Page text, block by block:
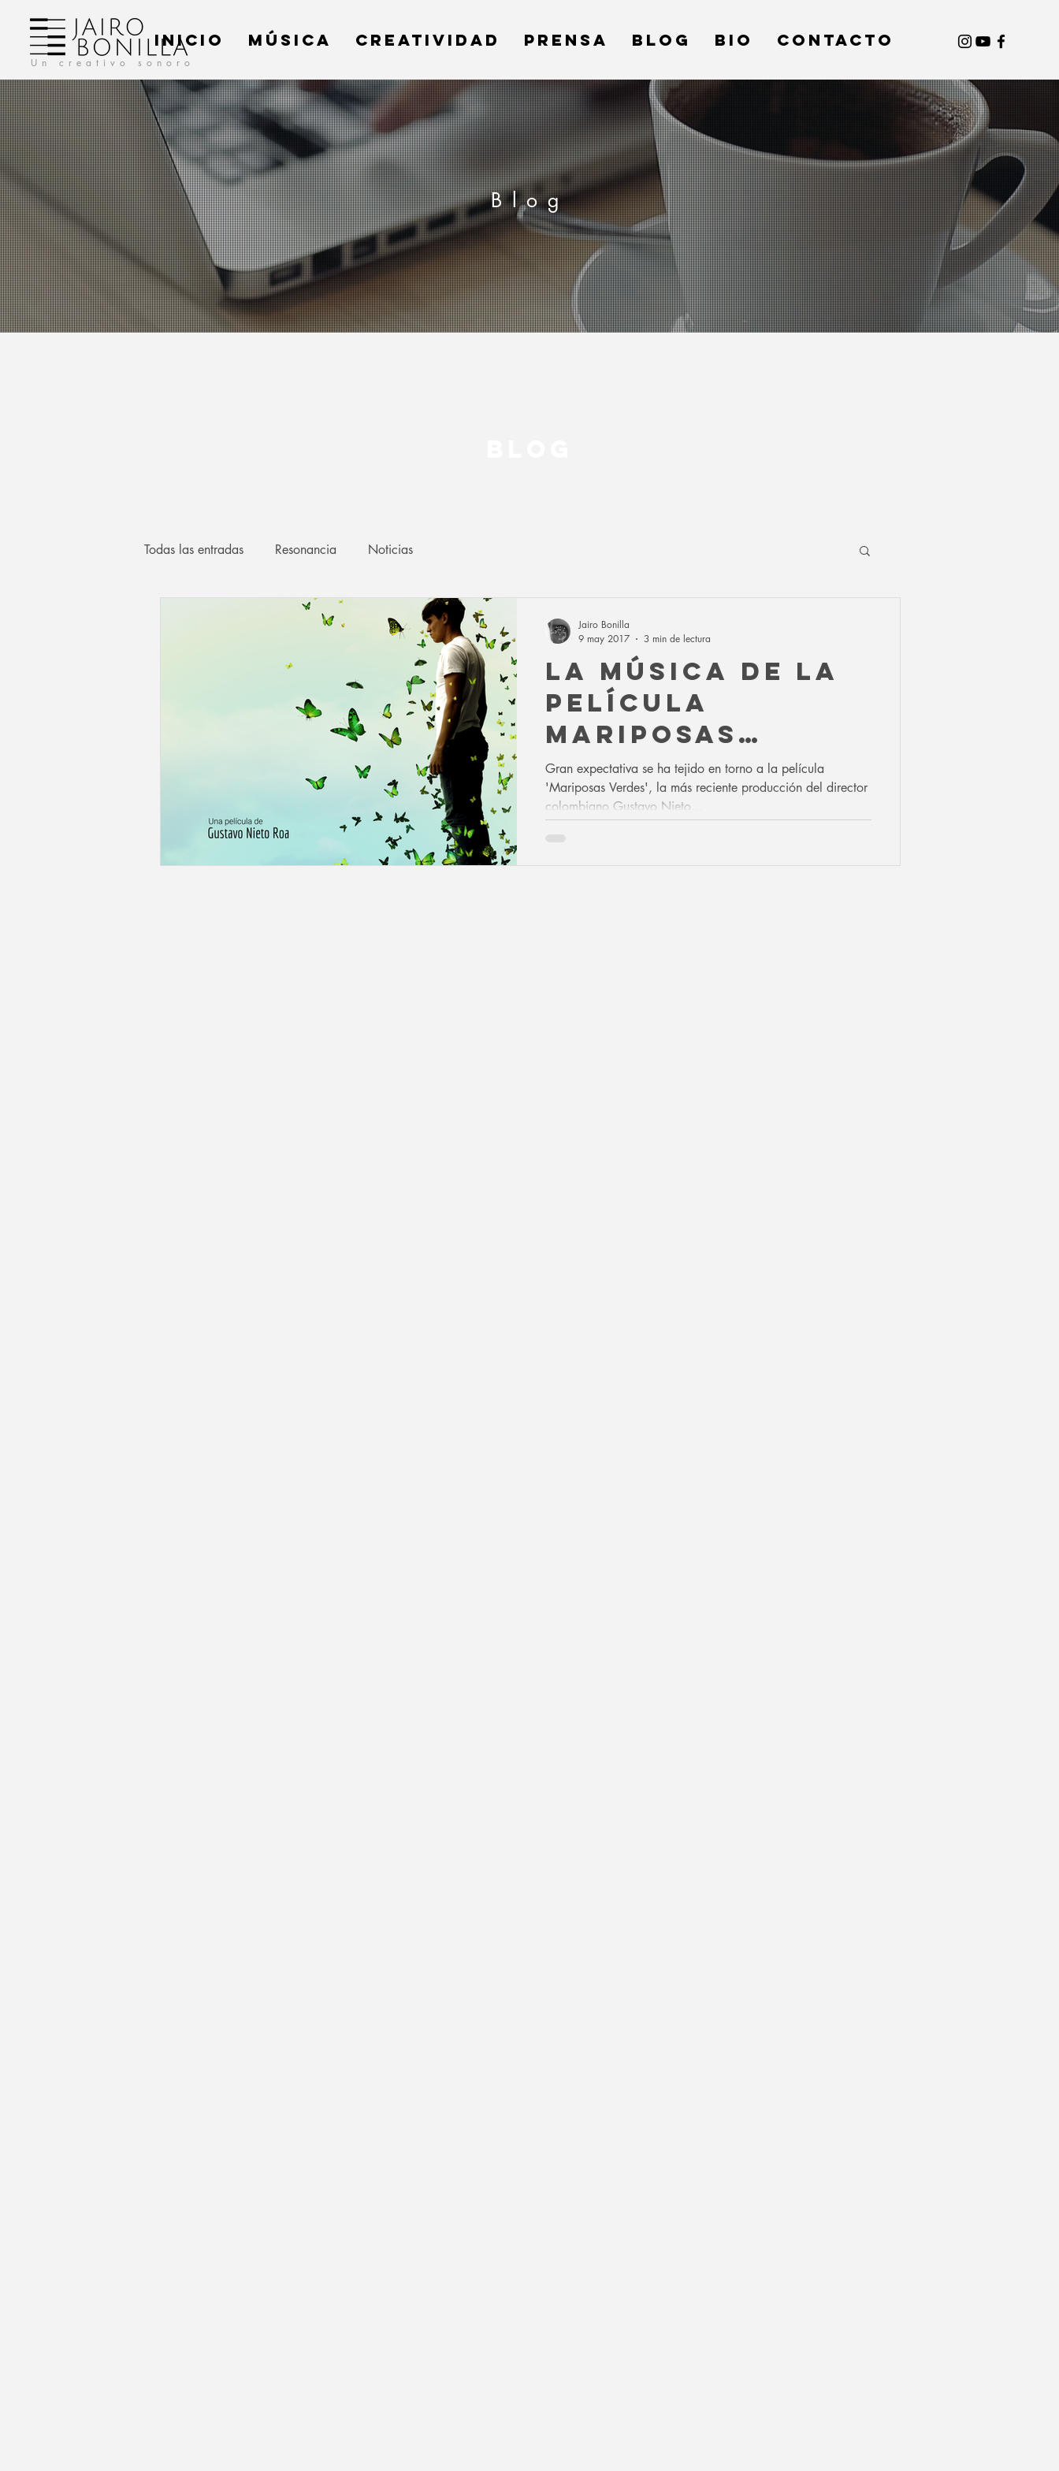
Un creativo sonoro
INICIO MÚSICA CREATIVIDAD PRENSA BLOG BIO Contacto
Blog
Todas las entradas Resonancia Noticias
LA MÚSICA DE LA
PELÍCULA
MARIPOSAS
VERDES
Gran expectativa se ha tejido en torno a la película
'Mariposas Verdes', la más reciente producción del director
colombiano Gustavo Nieto...
Jairo Bonilla
9 may 2017
3 min de lectura